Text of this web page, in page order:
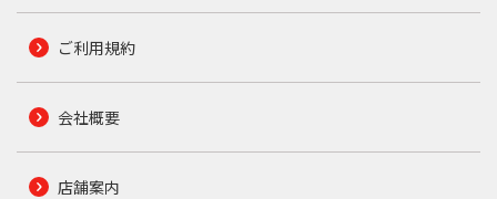
ご利用規約
会社概要
店舗案内